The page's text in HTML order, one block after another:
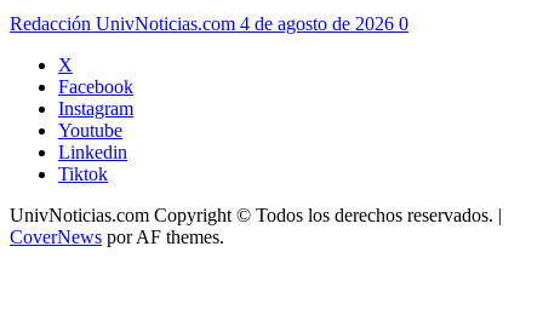
Redacción UnivNoticias.com 4 de agosto de 2026 0
X
Facebook
Instagram
Youtube
Linkedin
Tiktok
UnivNoticias.com Copyright © Todos los derechos reservados. |
CoverNews por AF themes.